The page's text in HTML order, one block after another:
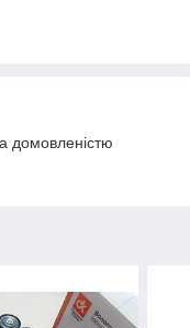
домовленістю